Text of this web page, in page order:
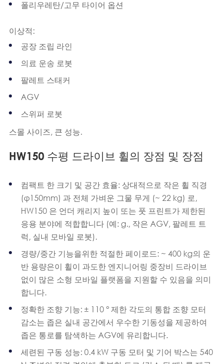
폴리우레탄/고무 타이어 옵션
이상적:
공장 조립 라인
의료 운송 로봇
팔레트 스태커
AGV
스위퍼 로봇
스몰 사이즈, 큰 성능.
HW150 수평 드라이브 휠의 장점 및 장점
컴팩트 한 크기 및 공간 효율: 상대적으로 작은 휠 직경
(φ150mm) 과 전체 가벼운 그물 무게 (~ 22 kg) 로,
HW150 은 언더 캐리지 높이 또는 풋 프린트가 제한된
응용 분야에 적합합니다 (예: g., 작은 AGV, 팔레트 트
럭, 실내 모바일 로봇).
경량/중간 기능을위한 적절한 페이로드: ~ 400 kg의 운
반 용량은이 휠이 과도한 엔지니어링 중장비 드라이브
없이 많은 소형 모바일 플랫폼을 지원할 수 있음을 의미
합니다.
정확한 조향 기능: ± 110 ° 제한 각도의 통합 조향 모터
감소는 좁은 실내 공간에서 우수한 기동성을 제공하여
좁은 통로를 탐색하는 AGV에 유리합니다.
세련된 구동 성능: 0.4 kW 구동 모터 및 기어 박스는 540